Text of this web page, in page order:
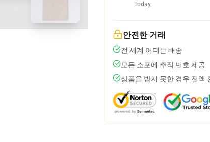
Today
안전한 거래
전 세계 어디든 배송
모든 소포에 추적 번호 제공
상품을 받지 못한 경우 전액